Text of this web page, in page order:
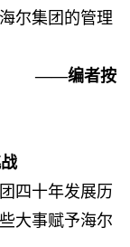
尔集团的管理
——编者按
四十年发展历
大事赋予海尔